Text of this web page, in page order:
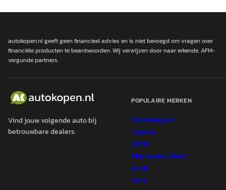
autokopen.nl geeft geen financieel advies en is niet bevoegd om vragen over
financiële producten te beantwoorden. Wij verwijzen door naar erkende, AFM-
vergunde partners.
Vind jouw volgende auto bij
betrouwbare dealers.
POPULAIRE MERKEN
Volkswagen
Toyota
BMW
Mercedes-Benz
Audi
Ford